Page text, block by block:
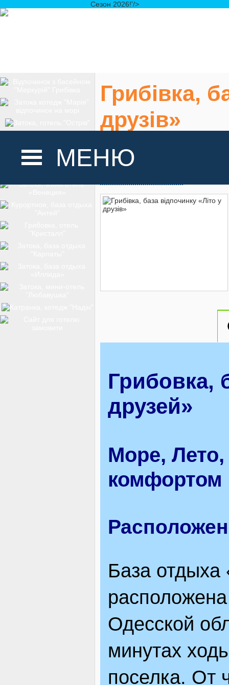
Сезон 2026!'/>
МЕНЮ
БАЗИ ВІДПОЧИНКУ
ВІДВІДУВАЧАМ
ОГОЛОШЕННЯ
Грибівка,
друзів»
Грибівка, вул.
Грибовка,
друзей»
Море,
комфортом
База отдыха
Одесской
минутах
поселка. От